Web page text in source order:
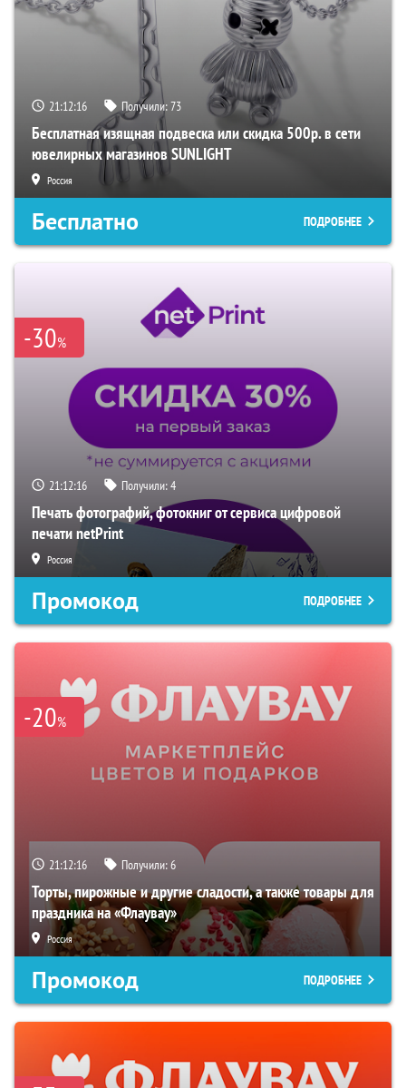
21:12:15 Получили:73
Бесплатная изящная подвеска или скидка 500р. в сети
ювелирных магазинов SUNLIGHT
Россия
Бесплатно ПОДРОБНЕЕ
-30%
21:12:15 Получили:4
Печать фотографий, фотокниг от сервиса цифровой
печати netPrint
Россия
Промокод ПОДРОБНЕЕ
-20%
21:12:15 Получили:6
Торты, пирожные и другие сладости, а также товары для
праздника на «Флаувау»
Россия
Промокод ПОДРОБНЕЕ